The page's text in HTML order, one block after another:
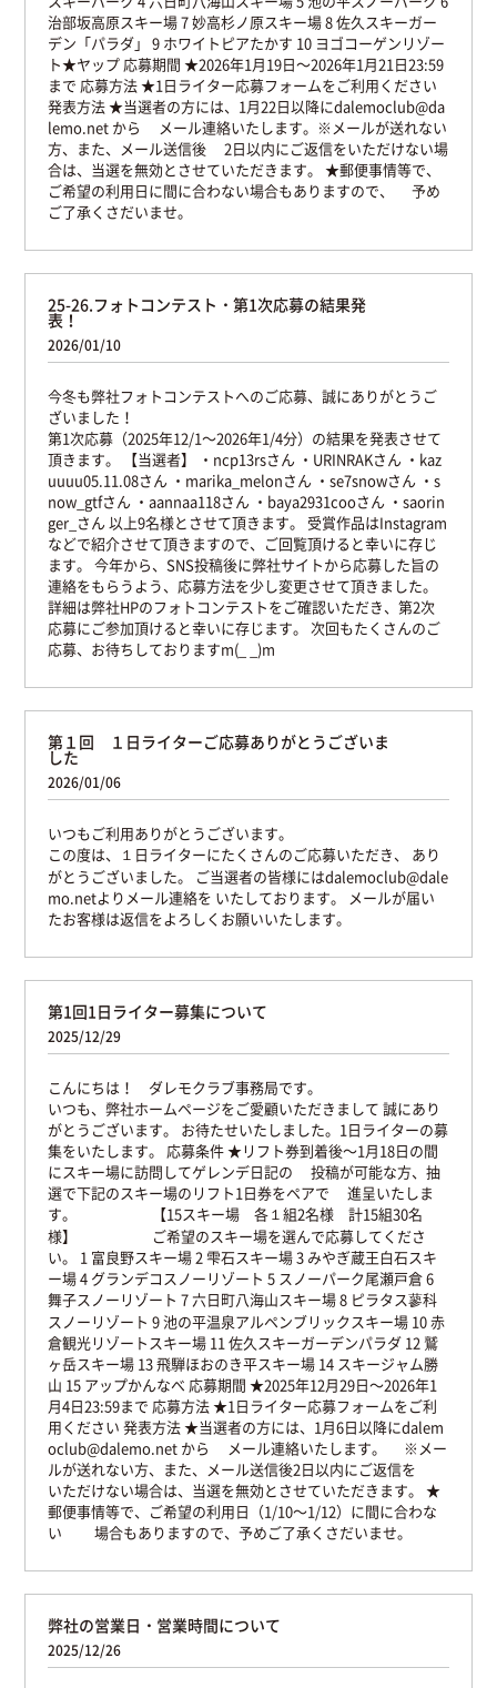
治部坂高原スキー場7 妙高杉ノ原スキー場8 佐久スキーガー
デン「パラダ」9 ホワイトピアたかす 10 ヨゴコーゲンリゾー
ト★ヤップ 応募期間★2026年1月19日〜2026年1月21日23:59
まで 応募方法★1日ライター応募フォームをご利用ください
発表方法★当選者の方には、1月22日以降にdalemoclub@da
lemo.net から
メール連絡いたします。※メールが送れない
方、また、メール送信後
2日以内にご返信をいただけない場
合は、当選を無効とさせていただきます。★郵便事情等で、
ご希望の利用日に間に合わない場合もありますので、
予め
ご了承くさだいませ。
25-26.フォトコンテスト・第1次応募の結果発
表！
2026/01/10
今冬も弊社フォトコンテストへのご応募、誠にありがとうご
ざいました！
第1次応募（2025年12/1〜2026年1/4分）の結果を発表させて
頂きます。
【当選者】 ・ncp13rsさん ・URINRAKさん ・kaz
uuuu05.11.08さん ・marika_melonさん ・se7snowさん ・s
now_gtfさん ・aannaa118さん ・baya2931cooさん ・saorin
ger_さん 以上9名様とさせて頂きます。
受賞作品はInstagram
などで紹介させて頂きますので、ご回覧頂けると幸いに存じ
ます。 今年から、SNS投稿後に弊社サイトから応募した旨の
連絡をもらうよう、応募方法を少し変更させて頂きました。
詳細は弊社HPのフォトコンテストをご確認いただき、第2次
応募にご参加頂けると幸いに存じます。 次回もたくさんのご
応募、お待ちしておりますm(_ _)m
第１回 １日ライターご応募ありがとうございま
した
2026/01/06
いつもご利用ありがとうございます。
この度は、１日ライターにたくさんのご応募いただき、
あり
がとうございました。
ご当選者の皆様にはdalemoclub@dale
mo.netよりメール連絡を いたしております。
メールが届い
たお客様は返信をよろしくお願いいたします。
第1回1日ライター募集について
2025/12/29
こんにちは！ ダレモクラブ事務局です。
いつも、弊社ホームページをご愛顧いただきまして誠にあり
がとうございます。 お待たせいたしました。1日ライターの募
集をいたします。 応募条件★リフト券到着後〜1月18日の間
にスキー場に訪問してゲレンデ日記の
投稿が可能な方、抽
選で下記のスキー場のリフト1日券をペアで
進呈いたしま
す。
【15スキー場 各１組2名様 計15組30名
様】
ご希望のスキー場を選んで応募してくださ
い。 1 富良野スキー場2 雫石スキー場 3 みやぎ蔵王白石スキ
ー場4 グランデコスノーリゾート 5 スノーパーク尾瀬戸倉6
舞子スノーリゾート7 六日町八海山スキー場8 ピラタス蓼科
スノーリゾート9 池の平温泉アルペンブリックスキー場 10 赤
倉観光リゾートスキー場 11 佐久スキーガーデンパラダ 12 鷲
ヶ岳スキー場 13 飛騨ほおのき平スキー場 14 スキージャム勝
山 15 アップかんなべ 応募期間★2025年12月29日〜2026年1
月4日23:59まで 応募方法★1日ライター応募フォームをご利
用ください発表方法★当選者の方には、1月6日以降にdalem
oclub@dalemo.net から
メール連絡いたします。
※メー
ルが送れない方、また、メール送信後2日以内にご返信を
いただけない場合は、当選を無効とさせていただきます。★
郵便事情等で、ご希望の利用日（1/10〜1/12）に間に合わな
い
場合もありますので、予めご了承くさだいませ。
弊社の営業日・営業時間について
2025/12/26